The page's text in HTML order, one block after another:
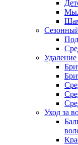
Удаление
Уход за